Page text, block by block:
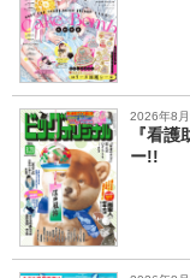
2026年8月
『看
ー!!